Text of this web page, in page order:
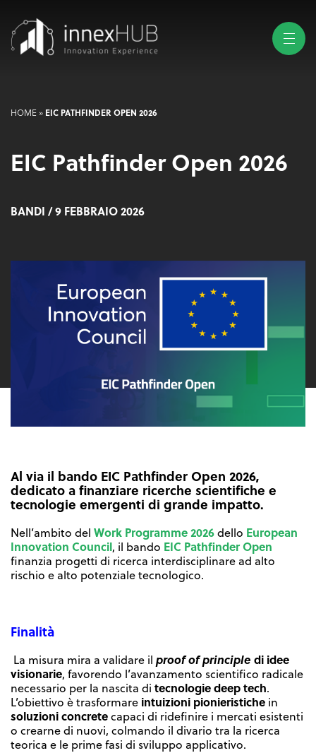
HOME » EIC PATHFINDER OPEN 2026
EIC Pathfinder Open 2026
BANDI / 9 FEBBRAIO 2026
Al via il bando EIC Pathfinder Open 2026,
dedicato a finanziare ricerche scientifiche e
tecnologie emergenti di grande impatto.
Nell’ambito del Work Programme 2026dello European
Innovation Council, il bando EIC Pathfinder Open
finanzia progetti di ricerca interdisciplinare ad alto
rischio e alto potenziale tecnologico.
Finalità
La misura mira a validare il proof of principle di idee
visionarie, favorendo l’avanzamento scientifico radicale
necessario per la nascita di tecnologie deep tech.
L’obiettivo è trasformare intuizioni pionieristiche in
soluzioni concretecapaci di ridefinire i mercati esistenti
o crearne di nuovi, colmando il divario tra la ricerca
teorica e le prime fasi di sviluppo applicativo.